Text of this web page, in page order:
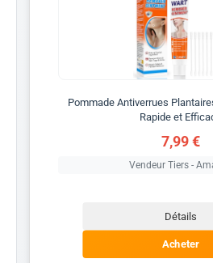
Pommade Antiverrues
Rapide et
7,99 €
Vendeur Tiers -
Détails
Acheter